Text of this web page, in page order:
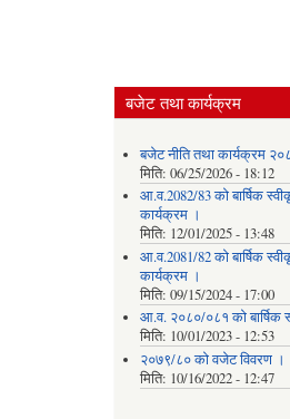
बजेट तथा कार्यक्रम
बजेट नीति तथा कार्यक्रम
मिति: 06/25/2026 - 18:12
आ.व.2082/83 को बार्षिक
कार्यक्रम ।
मिति: 12/01/2025 - 13:48
आ.व.2081/82 को बार्षिक
कार्यक्रम ।
मिति: 09/15/2024 - 17:00
आ.व. २०८०/०८१ को बार्षिक
मिति: 10/01/2023 - 12:53
२०७९/८० को वजेट विवरण ।
मिति: 10/16/2022 - 12:47